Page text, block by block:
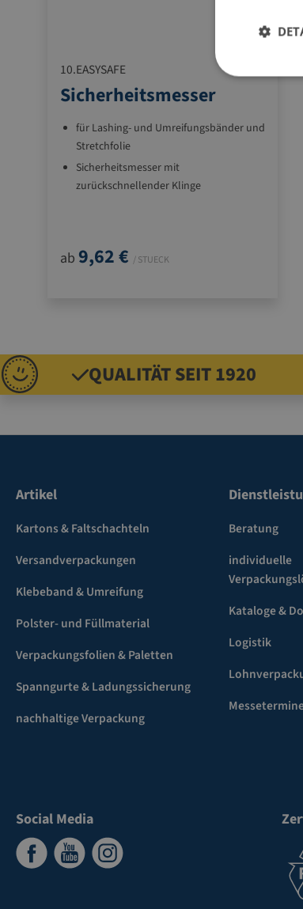
10.EASYSAFE
Sicherheitsmesser
für Lashing- und Umreifungsbänder und
Stretchfolie
Sicherheitsmesser mit
zurückschnellender Klinge
ab 9,62 € / STUECK
QUALITÄT SEIT 1920
Artikel
Kartons & Faltschachteln
Versandverpackungen
Klebeband & Umreifung
Polster- und Füllmaterial
Verpackungsfolien & Paletten
Spanngurte & Ladungssicherung
nachhaltige Verpackung
Beratung
individuelle
Kataloge &
Logistik
Social Media